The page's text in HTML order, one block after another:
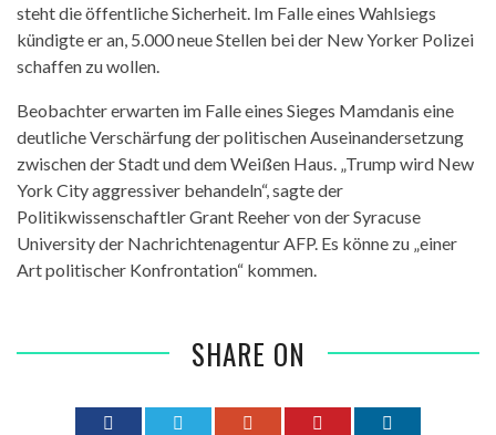
steht die öffentliche Sicherheit. Im Falle eines Wahlsiegs
kündigte er an, 5.000 neue Stellen bei der New Yorker Polizei
schaffen zu wollen.
Beobachter erwarten im Falle eines Sieges Mamdanis eine
deutliche Verschärfung der politischen Auseinandersetzung
zwischen der Stadt und dem Weißen Haus. „Trump wird New
York City aggressiver behandeln“, sagte der
Politikwissenschaftler Grant Reeher von der Syracuse
University der Nachrichtenagentur AFP. Es könne zu „einer
Art politischer Konfrontation“ kommen.
SHARE ON